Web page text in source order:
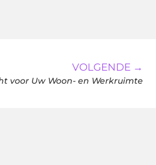
VOLGENDE →
voor Uw Woon- en Werkruimte